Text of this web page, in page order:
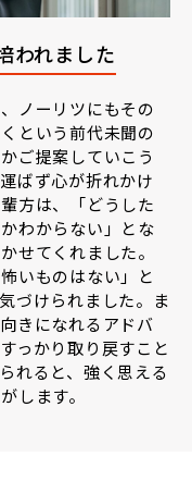
われました
ノーリツにもその
という前代未聞の
ご提案していこう
ばず心が折れかけ
方は、「どうした
わからない」とな
せてくれました。
いものはない」と
づけられました。ま
きになれるアドバ
っかり取り戻すこと
れると、強く思える
します。